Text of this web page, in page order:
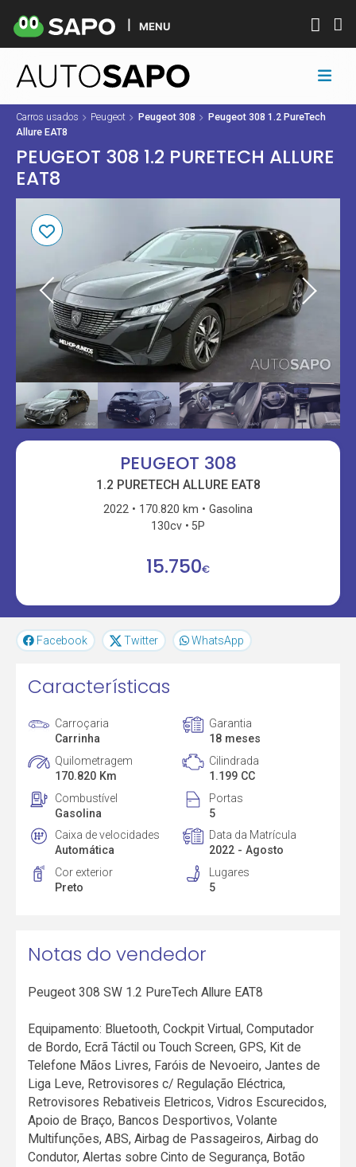
MENU
Carros usados Peugeot Peugeot 308
Peugeot 308 1.2 PureTech
Allure EAT8
PEUGEOT 308 1.2 PURETECH ALLURE
EAT8
PEUGEOT 308
1.2 PURETECH ALLURE EAT8
2022 170.820 km
Gasolina
130cv
5P
15.750€
Facebook Twitter WhatsApp
Características
Carroçaria
Carrinha
Garantia
18 meses
Quilometragem
170.820 Km
Cilindrada
1.199 CC
Combustível
Gasolina
Portas
5
Caixa de velocidades
Automática
Data da Matrícula
2022 - Agosto
Cor exterior
Preto
Lugares
5
Notas do vendedor
Peugeot 308 SW 1.2 PureTech Allure EAT8
Equipamento: Bluetooth, Cockpit Virtual, Computador
de Bordo, Ecrã Táctil ou Touch Screen, GPS, Kit de
Telefone Mãos Livres, Faróis de Nevoeiro, Jantes de
Liga Leve, Retrovisores c/ Regulação Eléctrica,
Retrovisores Rebativeis Eletricos, Vidros Escurecidos,
Apoio de Braço, Bancos Desportivos, Volante
Multifunções, ABS, Airbag de Passageiros, Airbag do
Condutor, Alertas sobre Cinto de Segurança, Botão